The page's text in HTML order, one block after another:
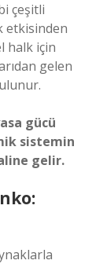
çeşitli
etkisinden
halk için
gelen
gücü
sistemin
gelir.